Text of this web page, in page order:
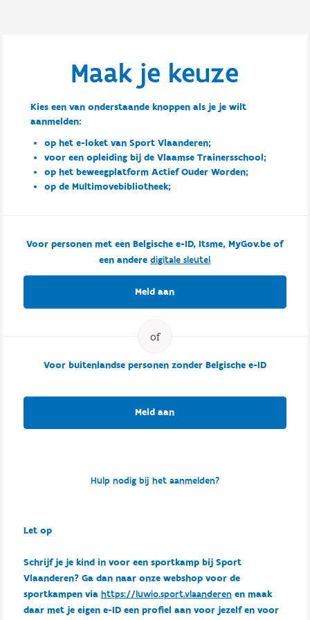
Maak je keuze
Kies een van onderstaande knoppen als je je wilt
aanmelden:
op het e-loket van Sport Vlaanderen;
voor een opleiding bij de Vlaamse Trainersschool;
op het beweegplatform Actief Ouder Worden;
op de Multimovebibliotheek;
Voor personen met een Belgische e-ID, Itsme, MyGov.be of
een anderedigitale sleutel
Meld aan
Voor buitenlandse personen zonder Belgische e-ID
Meld aan
Hulp nodig bij het aanmelden?
Let op
Schrijf je je kind in voor een sportkamp bij Sport
Vlaanderen? Ga dan naar onze webshop voor de
sportkampen via https://luwio.sport.vlaanderenen maak
daar met je eigen e-ID een profiel aan voor jezelf en voor